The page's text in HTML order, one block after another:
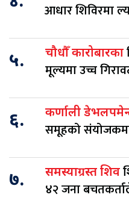
आधार शिविरमा
५. चौधौँ कारोबारका
मूल्यमा उच्च
६. कर्णाली
समूहको
७. समस्याग्रस्त शिव
४२ जना